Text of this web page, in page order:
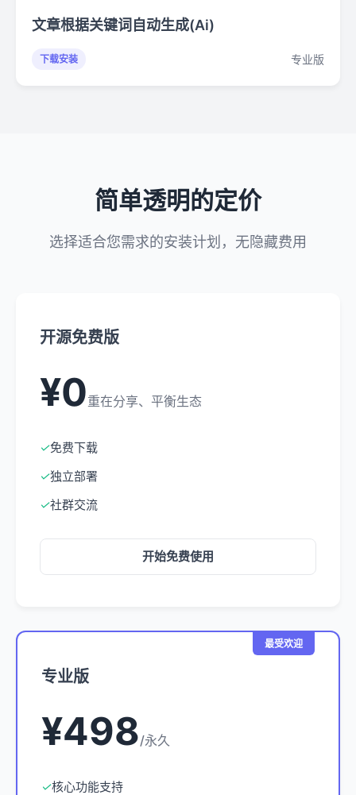
文章根据关键词自动生成(Ai)
下载安装 专业版
简单透明的定价
选择适合您需求的安装计划，无隐藏费用
开源免费版
¥0重在分享、平衡生态
✓免费下载
✓独立部署
✓社群交流
开始免费使用
最受欢迎
专业版
¥498/永久
✓核心功能支持